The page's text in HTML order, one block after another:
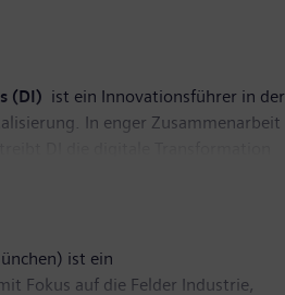
(DI) ist ein Innovationsführer in der
In enger Zusammenarbeit
voran. Mit dem Digital-
der gesamten
für die spezifischen
ist ein
Fokus auf die Felder Industrie,